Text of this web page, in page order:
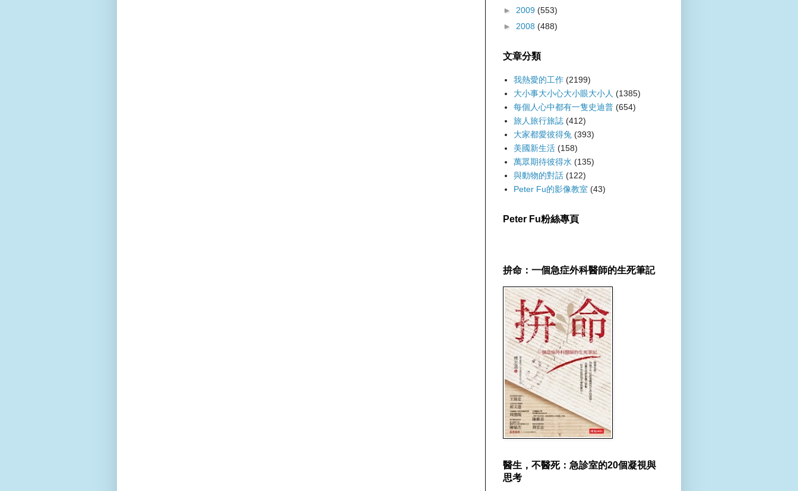
► 2009 (553)
► 2008 (488)
文章分類
我熱愛的工作 (2199)
大小事大小心大小眼大小人 (1385)
每個人心中都有一隻史迪普 (654)
旅人旅行旅誌 (412)
大家都愛彼得兔 (393)
美國新生活 (158)
萬眾期待彼得水 (135)
與動物的對話 (122)
Peter Fu的影像教室 (43)
Peter Fu粉絲專頁
拚命：一個急症外科醫師的生死筆記
醫生，不醫死：急診室的20個凝視與
思考